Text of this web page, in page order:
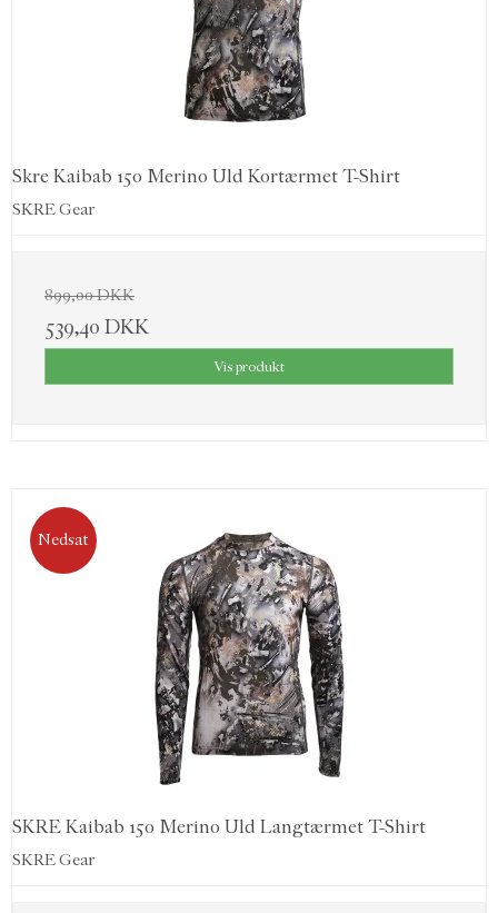
Skre Kaibab 150 Merino Uld Kortærmet T-Shirt
SKRE Gear
899,00 DKK
539,40 DKK
Vis produkt
Nedsat
SKRE Kaibab 150 Merino Uld Langtærmet T-Shirt
SKRE Gear